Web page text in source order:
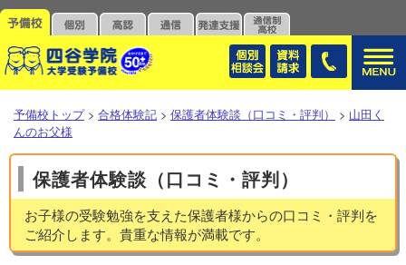
予備校トップ > 合格体験記 > 保護者体験談（口コミ・評判） > 山田く
んのお父様
保護者体験談（口コミ・評判）
お子様の受験勉強を支えた保護者様からの口コミ・評判を
ご紹介します。貴重な情報が満載です。